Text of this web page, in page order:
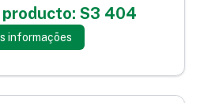
S3 404
informações